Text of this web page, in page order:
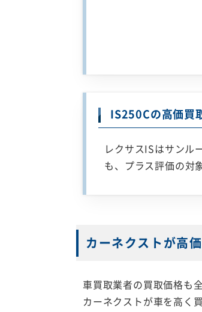
IS250Cの高価買
レクサスISはサンル
も、プラス評価の対
カーネクストが高
車買取業者の買取価格も
カーネクストが車を高く